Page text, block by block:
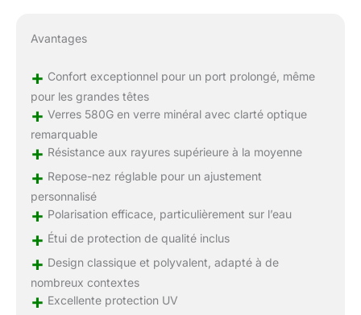
Avantages
+ Confort exceptionnel pour un port prolongé, même
pour les grandes têtes
+ Verres 580G en verre minéral avec clarté optique
remarquable
+ Résistance aux rayures supérieure à la moyenne
+ Repose-nez réglable pour un ajustement
personnalisé
+ Polarisation efficace, particulièrement sur l’eau
+ Étui de protection de qualité inclus
+ Design classique et polyvalent, adapté à de
nombreux contextes
+ Excellente protection UV